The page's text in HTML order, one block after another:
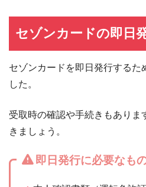
セゾンカードの即日
セゾンカードを即日発行するた
した。
受取時の確認や手続きもありま
きましょう。
即日発行に必要なも